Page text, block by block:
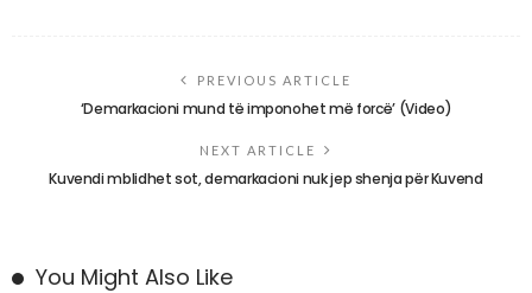
PREVIOUS ARTICLE
‘Demarkacioni mund të imponohet më forcë’ (Video)
NEXT ARTICLE
Kuvendi mblidhet sot, demarkacioni nuk jep shenja për Kuvend
You Might Also Like